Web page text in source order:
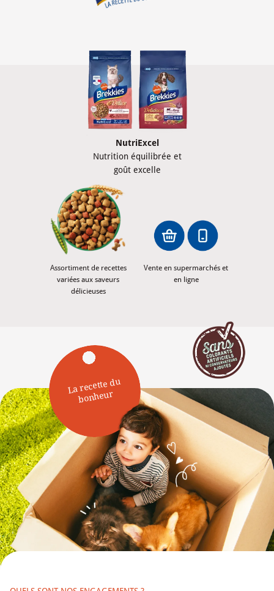
Assortiment de recettes
variées aux saveurs
délicieuses
NutriExcel
Nutrition équilibrée et
goût excelle
Vente en supermarchés et
en ligne
La recette du
bonheur